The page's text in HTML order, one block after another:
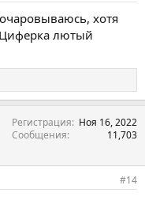
хотя
лютый
Регистрация
Ноя 16, 2022
Сообщения
11,703
#14